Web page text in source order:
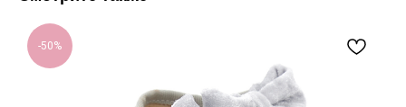
-50%